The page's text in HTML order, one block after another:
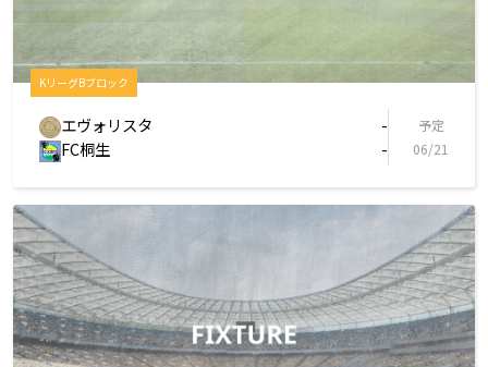
KリーグBブロック
エヴォリスタ -
FC桐生 -
予定
06/21